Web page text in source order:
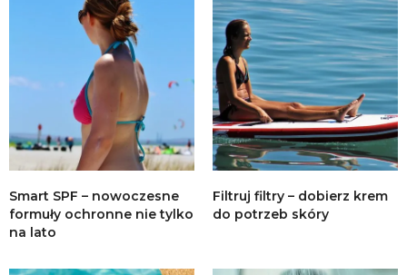
Smart SPF – nowoczesne
formuły ochronne nie tylko
na lato
Filtruj filtry – dobierz krem
do potrzeb skóry